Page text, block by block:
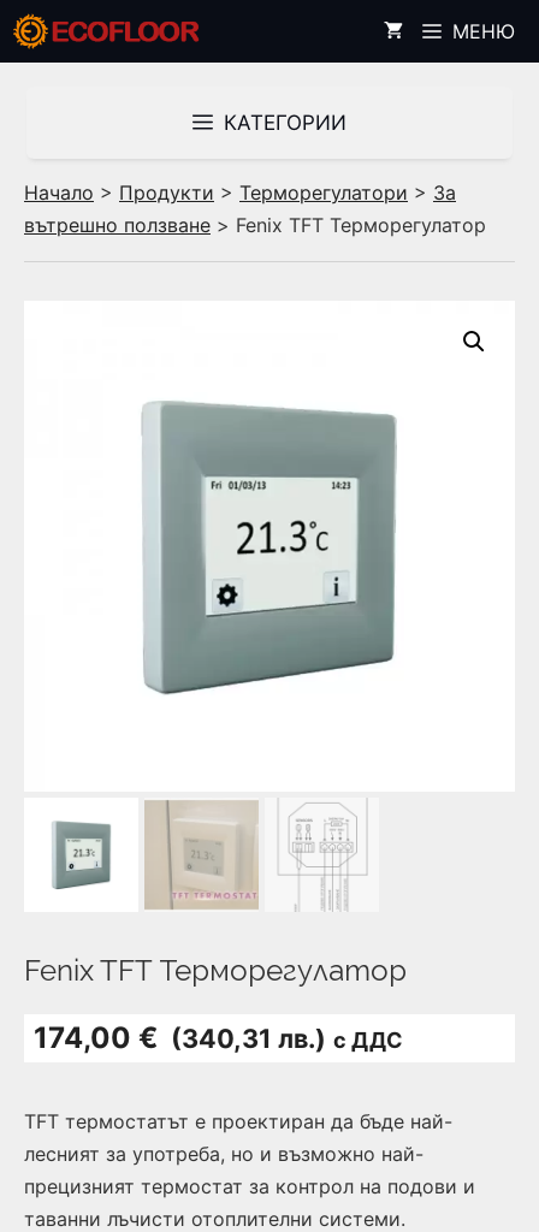
Към
съдържанието
МЕНЮ
КАТЕГОРИИ
Начало > Продукти > Терморегулатори > За
вътрешно ползване > Fenix TFT Терморегулатор
Fenix TFT Терморегулатор
174,00 € (340,31 лв.) с ДДС
ТFT термостатът е проектиран да бъде най-
лесният за употреба, но и възможно най-
прецизният термостат за контрол на подови и
таванни лъчисти отоплителни системи.